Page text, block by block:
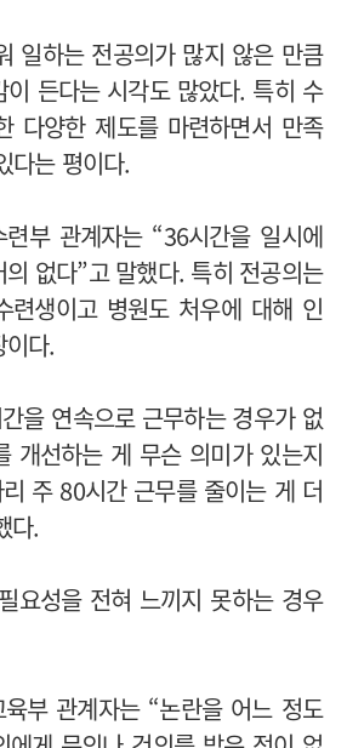
일하는 전공의가 많지 않은 만큼
이 든다는 시각도 많았다. 특히 수
다양한 제도를 마련하면서 만족
다는 평이다.
부 관계자는 “36시간을 일시에
없다”고 말했다. 특히 전공의는
련생이고 병원도 처우에 대해 인
다.
을 연속으로 근무하는 경우가 없
개선하는 게 무슨 의미가 있는지
주 80시간 근무를 줄이는 게 더
다.
요성을 전혀 느끼지 못하는 경우
부 관계자는 “논란을 어느 정도